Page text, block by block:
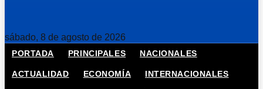
sábado, 8 de agosto de 2026
PORTADA PRINCIPALES NACIONALES
ACTUALIDAD ECONOMÍA INTERNACIONALES